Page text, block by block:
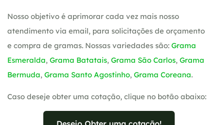
Nosso objetivo é aprimorar cada vez mais nosso
atendimento via email, para solicitações de orçamento
e compra de gramas. Nossas variedades são: Grama
Esmeralda, Grama Batatais, Grama São Carlos, Grama
Bermuda, Grama Santo Agostinho, Grama Coreana.
Caso deseje obter uma cotação, clique no botão abaixo: